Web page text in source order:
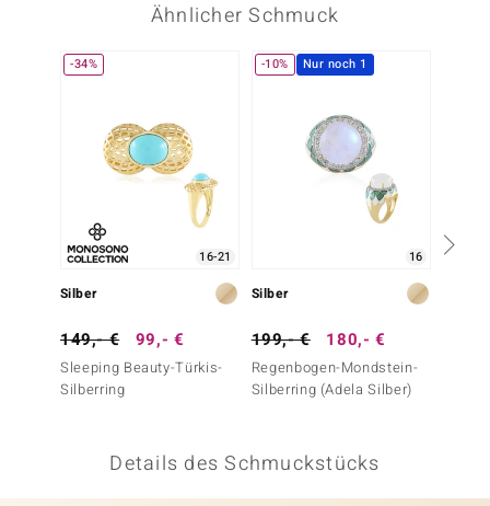
Collection
Ähnlicher Schmuck
-34%
16-21
Silber
149,- € 99,- €
Sleeping Beauty-Türkis-
Silberring
-10% Nur noch 1
16
Silber
199,- € 180,- €
Regenbogen-Mondstein-
Silberring (Adela Silber)
Details des Schmuckstücks